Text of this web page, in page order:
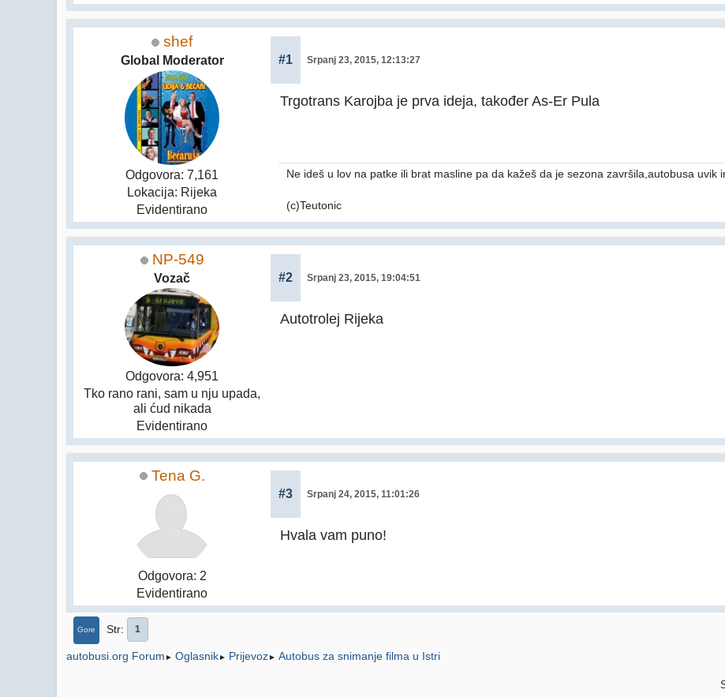
shef
Global Moderator
Odgovora: 7,161
Lokacija: Rijeka
Evidentirano
#1 Srpanj 23, 2015, 12:13:27
Trgotrans Karojba je prva ideja, također As-Er Pula
Ne ideš u lov na patke ili brat masline pa da kažeš da je sezona završila,autobusa uvik
(c)Teutonic
NP-549
Vozač
Odgovora: 4,951
Tko rano rani, sam u nju upada,
ali ćud nikada
Evidentirano
#2 Srpanj 23, 2015, 19:04:51
Autotrolej Rijeka
Tena G.
Odgovora: 2
Evidentirano
#3 Srpanj 24, 2015, 11:01:26
Hvala vam puno!
Gore Str 1
autobusi.org Forum ► Oglasnik► Prijevoz► Autobus za snimanje filma u Istri